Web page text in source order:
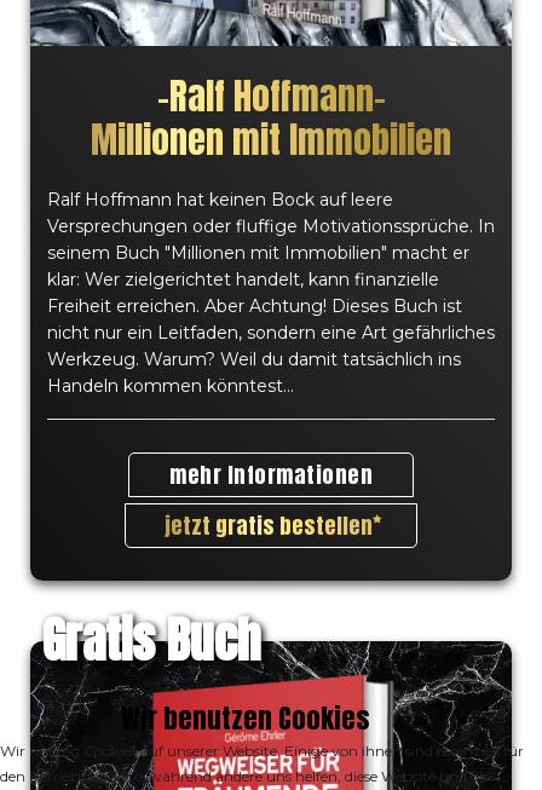
–Ralf Hoffmann–
Millionen mit Immobilien
Ralf Hoffmann hat keinen Bock auf leere
Versprechungen oder fluffige Motivationssprüche. In
seinem Buch "Millionen mit Immobilien" macht er
klar: Wer zielgerichtet handelt, kann finanzielle
Freiheit erreichen. Aber Achtung! Dieses Buch ist
nicht nur ein Leitfaden, sondern eine Art gefährliches
Werkzeug. Warum? Weil du damit tatsächlich ins
Handeln kommen könntest...
mehr Informationen
jetzt gratis bestellen
Gratis Buch
Wir benutzen Cookies
Wir nutzen Cookies auf unserer Website. Einige von ihnen sind essenziell für
den Betrieb der Seite, während andere uns helfen, diese Website und die